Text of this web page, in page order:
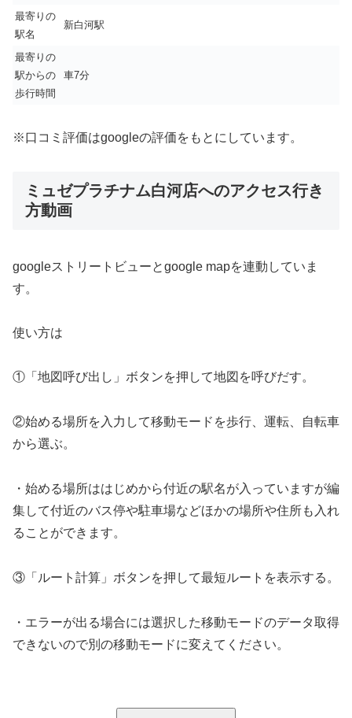
最寄りの
駅名
新白河駅
最寄りの
駅からの
歩行時間
車7分
※口コミ評価はgoogleの評価をもとにしています。
ミュゼプラチナム白河店へのアクセス行き
方動画
googleストリートビューとgoogle mapを連動していま
す。
使い方は
①「地図呼び出し」ボタンを押して地図を呼びだす。
②始める場所を入力して移動モードを歩行、運転、自転車
から選ぶ。
・始める場所ははじめから付近の駅名が入っていますが編
集して付近のバス停や駐車場などほかの場所や住所も入れ
ることができます。
③「ルート計算」ボタンを押して最短ルートを表示する。
・エラーが出る場合には選択した移動モードのデータ取得
できないので別の移動モードに変えてください。